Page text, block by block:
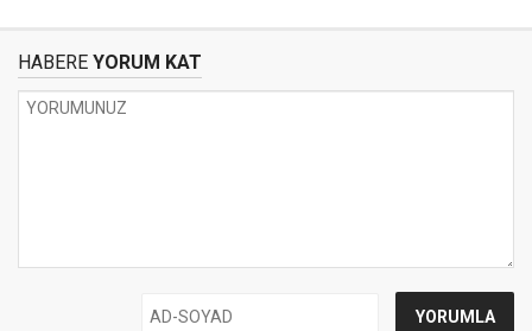
HABERE YORUM KAT